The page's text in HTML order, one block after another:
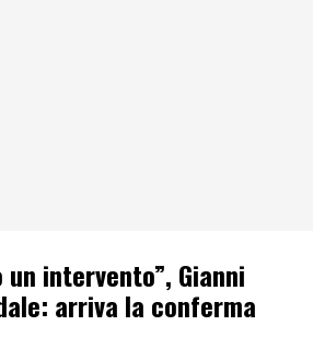
intervento”, Gianni
arriva la conferma